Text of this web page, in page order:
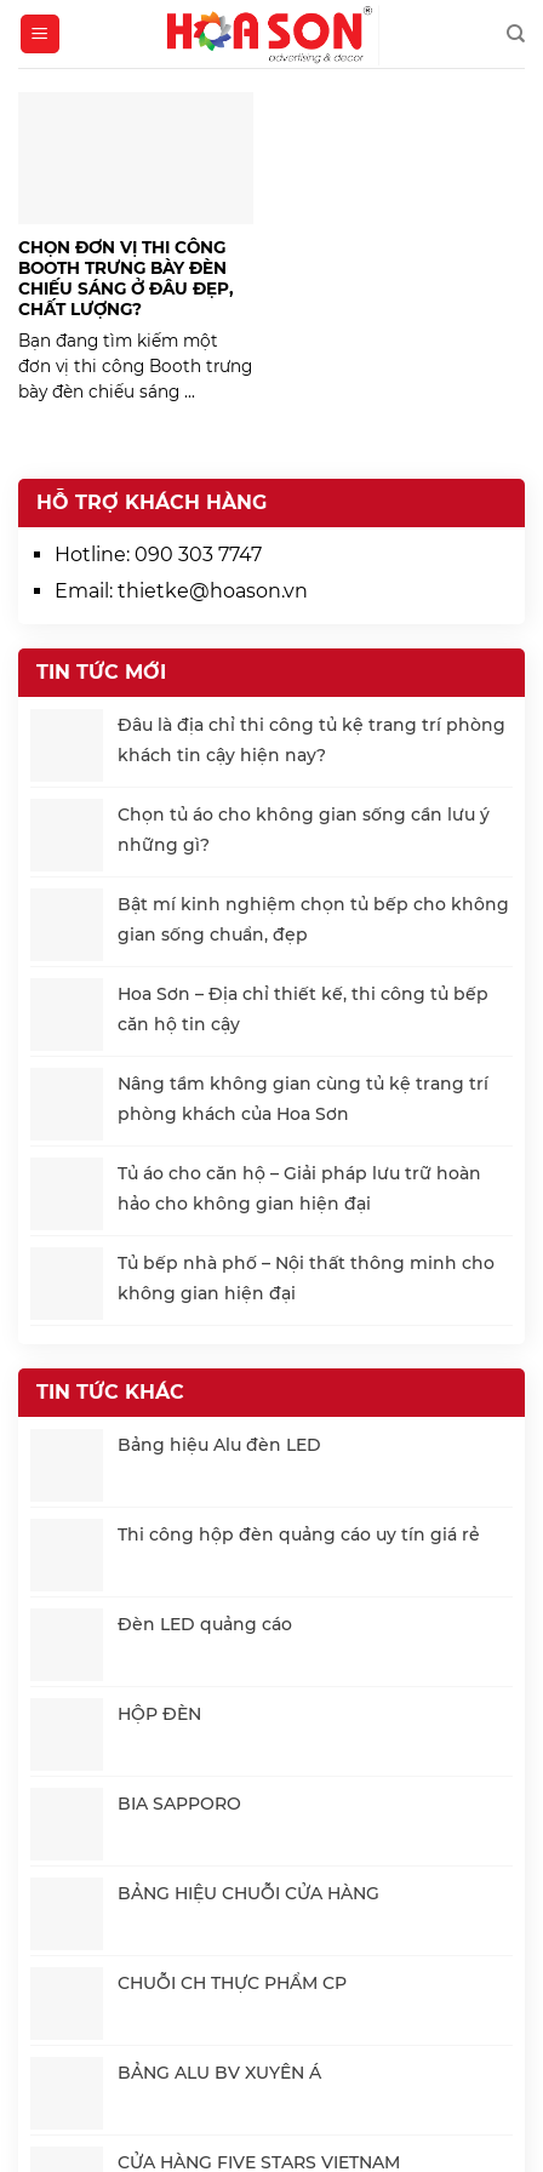
Skip
content
CHỌN ĐƠN VỊ THI CÔNG
BOOTH TRƯNG BÀY ĐÈN
CHIẾU SÁNG Ở ĐÂU ĐẸP,
CHẤT LƯỢNG?
Bạn đang tìm kiếm một
đơn vị thi công Booth trưng
bày đèn chiếu sáng ...
HỖ TRỢ KHÁCH HÀNG
Hotline: 090 303 7747
Email: thietke@hoason.vn
TIN TỨC MỚI
Đâu là địa chỉ thi công tủ kệ trang trí phòng
khách tin cậy hiện nay?
Chọn tủ áo cho không gian sống cần lưu ý
những gì?
Bật mí kinh nghiệm chọn tủ bếp cho không
gian sống chuẩn, đẹp
Hoa Sơn – Địa chỉ thiết kế, thi công tủ bếp
căn hộ tin cậy
Nâng tầm không gian cùng tủ kệ trang trí
phòng khách của Hoa Sơn
Tủ áo cho căn hộ – Giải pháp lưu trữ hoàn
hảo cho không gian hiện đại
Tủ bếp nhà phố – Nội thất thông minh cho
không gian hiện đại
TIN TỨC KHÁC
Bảng hiệu Alu đèn LED
Thi công hộp đèn quảng cáo uy tín giá rẻ
Đèn LED quảng cáo
HỘP ĐÈN
BIA SAPPORO
BẢNG HIỆU CHUỖI CỬA HÀNG
CHUỖI CH THỰC PHẨM CP
BẢNG ALU BV XUYÊN Á
CỬA HÀNG FIVE STARS VIETNAM